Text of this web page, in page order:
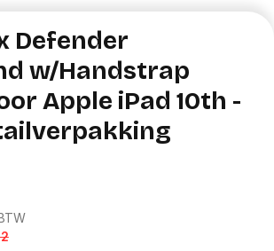
Defender
w/Handstrap
Apple iPad 10th -